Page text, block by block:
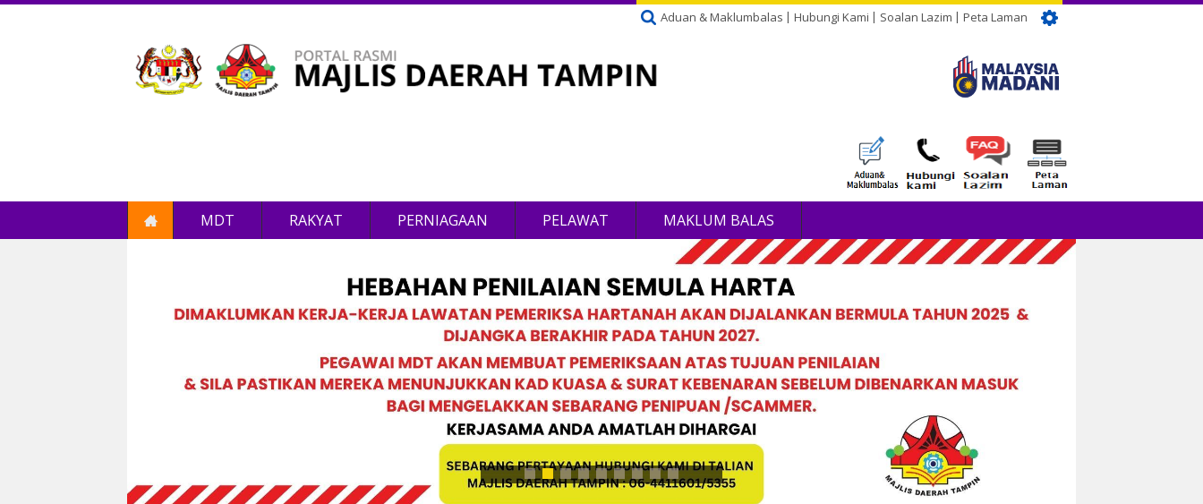
Aduan & Maklumbalas Hubungi Kami Soalan Lazim Peta Laman
MDT RAKYAT PERNIAGAAN PELAWAT MAKLUM BALAS